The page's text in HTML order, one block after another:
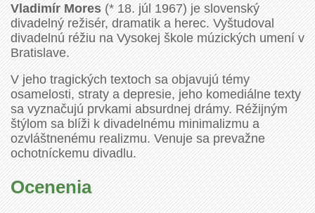
Vladimír Mores(* 18. júl 1967) je slovenský
divadelný režisér, dramatik a herec. Vyštudoval
divadelnú réžiu na Vysokej škole múzických umení v
Bratislave.
V jeho tragických textoch sa objavujú témy
osamelosti, straty a depresie, jeho komediálne texty
sa vyznačujú prvkami absurdnej drámy. Réžijným
štýlom sa blíži k divadelnému minimalizmu a
ozvláštnenému realizmu. Venuje sa prevažne
ochotníckemu divadlu.
Ocenenia